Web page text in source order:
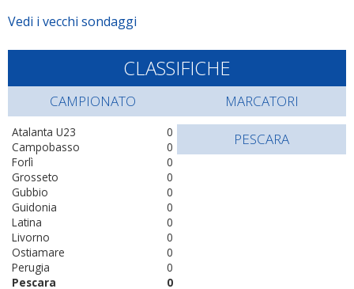
Vedi i vecchi sondaggi
CLASSIFICHE
CAMPIONATO
0
Atalanta U23
0
Campobasso
0
Forlì
0
Grosseto
0
Gubbio
0
Guidonia
0
Latina
0
Livorno
0
Ostiamare
0
Perugia
0
Pescara
MARCATORI
PESCARA